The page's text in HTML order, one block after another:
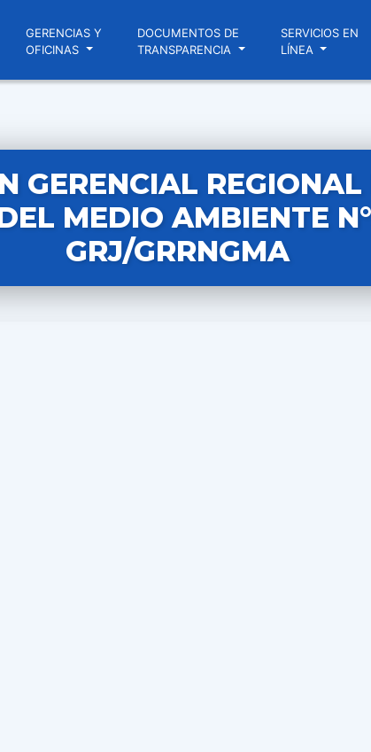
GERENCIAS Y
OFICINAS
DOCUMENTOS DE
TRANSPARENCIA
SERVICIOS EN
LÍNEA
GERENCIAL
MEDIO AMBIENTE
GRJ/GRRNGMA